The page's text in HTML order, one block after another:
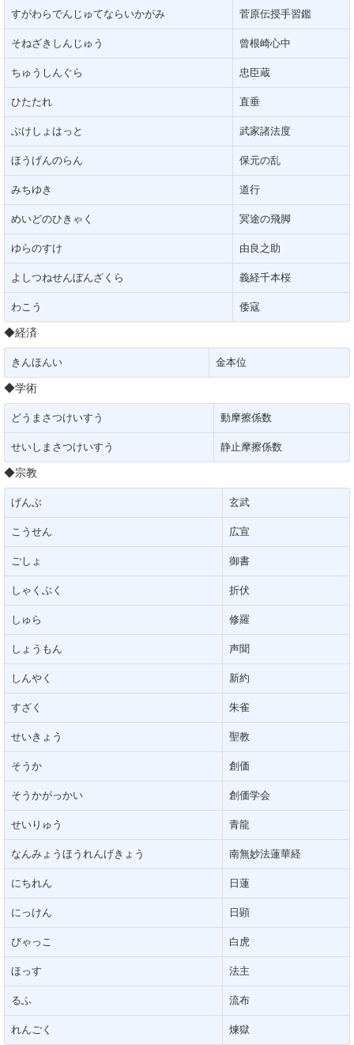
すがわらでんじゅてならいかがみ 菅原伝授手習鑑
そねざきしんじゅう 曾根崎心中
ちゅうしんぐら 忠臣蔵
ひたたれ 直垂
ぶけしょはっと 武家諸法度
ほうげんのらん 保元の乱
みちゆき 道行
めいどのひきゃく 冥途の飛脚
ゆらのすけ 由良之助
よしつねせんぼんざくら 義経千本桜
わこう 倭寇
◆経済
きんほんい 金本位
◆学術
どうまさつけいすう 動摩擦係数
せいしまさつけいすう 静止摩擦係数
◆宗教
げんぶ 玄武
こうせん 広宣
ごしょ 御書
しゃくぶく 折伏
しゅら 修羅
しょうもん 声聞
しんやく 新約
すざく 朱雀
せいきょう 聖教
そうか 創価
そうかがっかい 創価学会
せいりゅう 青龍
なんみょうほうれんげきょう 南無妙法蓮華経
にちれん 日蓮
にっけん 日顕
びゃっこ 白虎
ほっす 法主
るふ 流布
れんごく 煉獄